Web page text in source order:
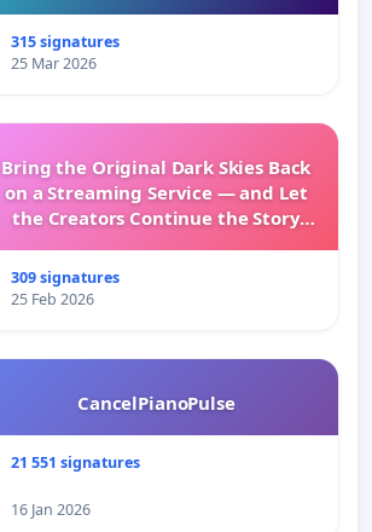
315 signatures
25 Mar 2026
Bring the Original Dark Skies Back
on a Streaming Service — and Let
the Creators Continue the Story
309 signatures
25 Feb 2026
CancelPianoPulse
21 551 signatures
16 Jan 2026